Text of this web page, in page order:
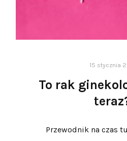
15 stycznia
To rak
Przewodnik na czas